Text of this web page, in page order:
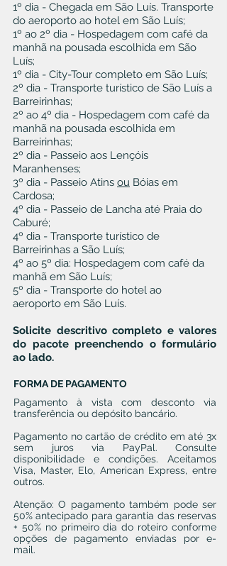
1º dia - Chegada em São Luís. Transporte
do aeroporto ao hotel em São Luís;
1º ao 2º dia - Hospedagem com café da
manhã na pousada escolhida em São
Luís;
1º dia - City-Tour completo em São Luís;
2º dia - Transporte turístico de São Luís a
Barreirinhas;
2º ao 4º dia - Hospedagem com café da
manhã na pousada escolhida em
Barreirinhas;
2º dia - Passeio aos Lençóis
Maranhenses;
3º dia - Passeio Atins ou Bóias em
Cardosa;
4º dia - Passeio de Lancha até Praia do
Caburé;
4º dia - Transporte turístico de
Barreirinhas a São Luís;
4º ao 5º dia: Hospedagem com café da
manhã em São Luís;
5º dia - Transporte do hotel ao
aeroporto em São Luís.
Solicite descritivo completo e valores
do pacote preenchendo o formulário
ao lado.
FORMA DE PAGAMENTO
Pagamento à vista com desconto via
transferência ou depósito bancário.
Pagamento no cartão de crédito em até 3x
sem juros via PayPal. Consulte
disponibilidade e condições. Aceitamos
Visa, Master, Elo, American Express, entre
outros.
Atenção: O pagamento também pode ser
50% antecipado para garantia das reservas
+ 50% no primeiro dia do roteiro conforme
opções de pagamento enviadas por e-
mail.